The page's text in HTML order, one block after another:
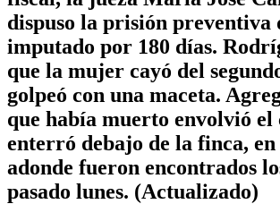
dispuso la prisión preventiva
imputado por 180 días.
que la mujer cayó del
golpeó con una maceta.
que había muerto envolvió el
enterró debajo de la finca,
adonde fueron encontrados
pasado lunes. (Actualizado)